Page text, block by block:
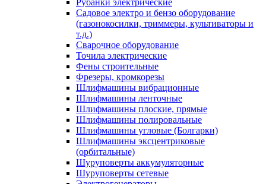
Рубанки электрические
Садовое электро и бензо оборудование
(газонокосилки, триммеры, культиваторы и
т.д.)
Сварочное оборудование
Точила электрические
Фены строительные
Фрезеры, кромкорезы
Шлифмашины вибрационные
Шлифмашины ленточные
Шлифмашины плоские, прямые
Шлифмашины полировальные
Шлифмашины угловые (Болгарки)
Шлифмашины эксцентриковые
(орбитальные)
Шуруповерты аккумуляторные
Шуруповерты сетевые